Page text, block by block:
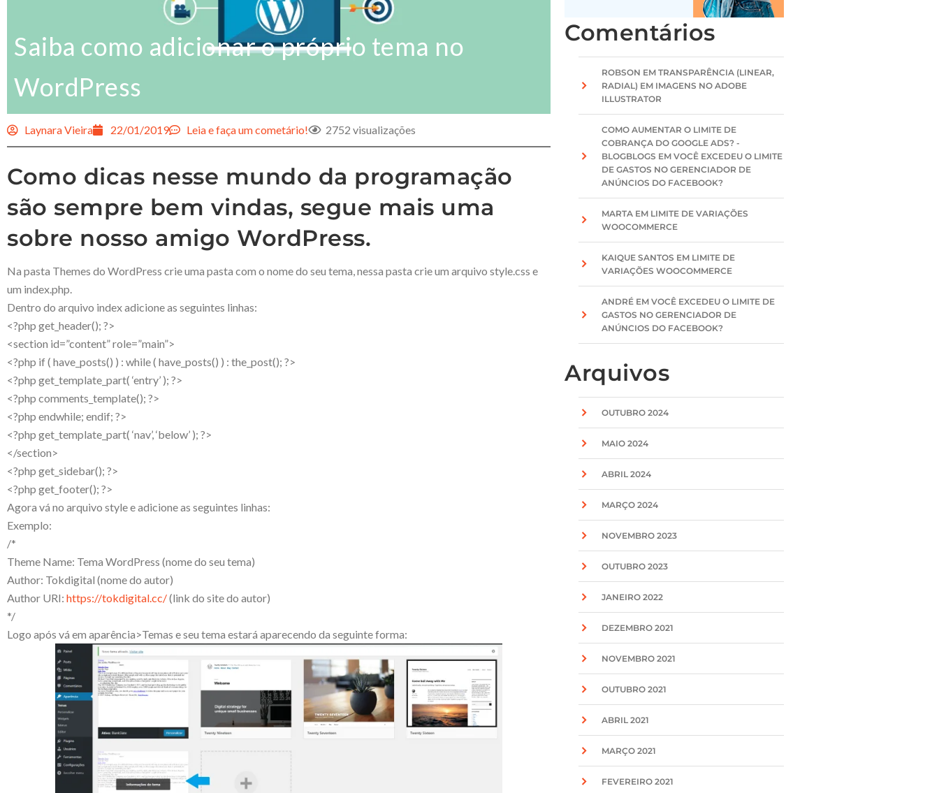
Saiba como adicionar o próprio tema no
WordPress
Laynara Vieira 22/01/2019 Leia e faça um cometário! 2752 visualizações
Como dicas nesse mundo da programação
são sempre bem vindas, segue mais uma
sobre nosso amigo WordPress.
Na pasta Themes do WordPress crie uma pasta com o nome do seu tema, nessa pasta crie um arquivo style.css e
um index.php.
Dentro do arquivo index adicione as seguintes linhas:
<?php get_header(); ?>
<section id=”content” role=”main”>
<?php if ( have_posts() ) : while ( have_posts() ) : the_post(); ?>
<?php get_template_part( ‘entry’ ); ?>
<?php comments_template(); ?>
<?php endwhile; endif; ?>
<?php get_template_part( ‘nav’, ‘below’ ); ?>
</section>
<?php get_sidebar(); ?>
<?php get_footer(); ?>
Agora vá no arquivo style e adicione as seguintes linhas:
Exemplo:
/*
Theme Name: Tema WordPress (nome do seu tema)
Author: Tokdigital (nome do autor)
Author URI: https://tokdigital.cc/(link do site do autor)
*/
Logo após vá em aparência>Temas e seu tema estará aparecendo da seguinte forma:
Comentários
ROBSON EM TRANSPARÊNCIA (LINEAR,
RADIAL) EM IMAGENS NO ADOBE
ILLUSTRATOR
COMO AUMENTAR O LIMITE DE
COBRANÇA DO GOOGLE ADS? -
BLOGBLOGS EM VOCÊ EXCEDEU O LIMITE
DE GASTOS NO GERENCIADOR DE
ANÚNCIOS DO FACEBOOK?
MARTA EM LIMITE DE VARIAÇÕES
WOOCOMMERCE
KAIQUE SANTOS EM LIMITE DE
VARIAÇÕES WOOCOMMERCE
ANDRÉ EM VOCÊ EXCEDEU O LIMITE DE
GASTOS NO GERENCIADOR DE
ANÚNCIOS DO FACEBOOK?
Arquivos
OUTUBRO 2024
MAIO 2024
ABRIL 2024
MARÇO 2024
NOVEMBRO 2023
OUTUBRO 2023
JANEIRO 2022
DEZEMBRO 2021
NOVEMBRO 2021
OUTUBRO 2021
ABRIL 2021
MARÇO 2021
FEVEREIRO 2021